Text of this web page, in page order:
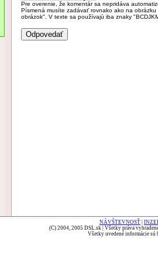
Pre overenie, že komentár sa nepridáva
Písmená musíte zadávať rovnako ako na
obrázok". V texte sa používajú iba znaky
NÁVŠTEVNOSŤ
(C) 2004, 2005 DSL.sk | Všetky práva
Všetky uvedené informácie sú